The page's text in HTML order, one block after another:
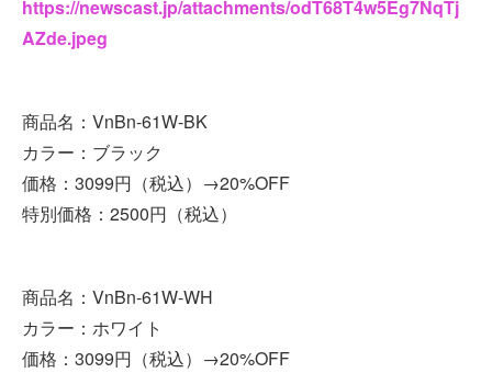
https://newscast.jp/attachments/odT68T4w5Eg7NqTj
AZde.jpeg
商品名：VnBn-61W-BK
カラー：ブラック
価格：3099円（税込）→20%OFF
特別価格：2500円（税込）
商品名：VnBn-61W-WH
カラー：ホワイト
価格：3099円（税込）→20%OFF